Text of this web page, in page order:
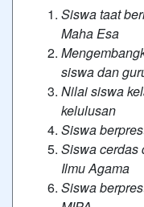
Siswa taat
Maha Esa
siswa dan
Nilai siswa
kelulusan
Siswa
Siswa cerdas
Ilmu Agama
Siswa